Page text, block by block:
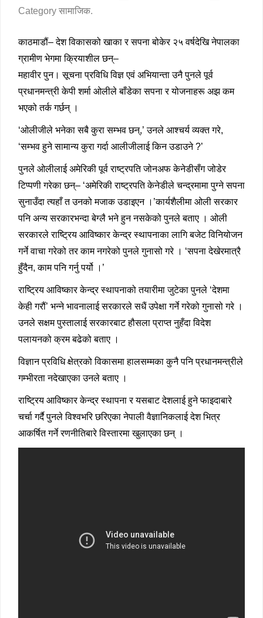
Category सामाजिक.
काठमाडौं– देश विकासको खाका र सपना बोकेर २५ वर्षदेखि नेपालका
ग्रामीण भेगमा क्रियाशील छन्–
महावीर पुन। सूचना प्रविधि विज्ञ एवं अभियान्ता उनै पुनले पूर्व
प्रधानमन्त्री केपी शर्मा ओलीले बाँडेका सपना र योजनाहरू अझ कम
भएको तर्क गर्छन् ।
‘ओलीजीले भनेका सबै कुरा सम्भव छन्,’ उनले आश्चर्य व्यक्त गरे,
‘सम्भव हुने सामान्य कुरा गर्दा आलीजीलाई किन उडाउने ?’
पुनले ओलीलाई अमेरिकी पूर्व राष्ट्रपति जोनअफ केनेडीसँग जोडेर
टिप्पणी गरेका छन्– ‘अमेरिकी राष्ट्रपति केनेडीले चन्द्रमामा पुग्ने सपना
सुनाउँदा त्यहाँ त उनको मजाक उडाइएन ।’कार्यशैलीमा ओली सरकार
पनि अन्य सरकारभन्दा बेग्लै भने हुन नसकेको पुनले बताए । ओली
सरकारले राष्ट्रिय आविष्कार केन्द्र स्थापनाका लागि बजेट विनियोजन
गर्ने वाचा गरेको तर काम नगरेको पुनले गुनासो गरे । ‘सपना देखेरमात्रै
हुँदैन, काम पनि गर्नु पर्यो ।’
राष्ट्रिय आविष्कार केन्द्र स्थापनाको तयारीमा जुटेका पुनले ‘देशमा
केही गरौं’ भन्ने भावनालाई सरकारले सधैं उपेक्षा गर्ने गरेको गुनासो गरे ।
उनले सक्षम पुस्तालाई सरकारबाट हौसला प्राप्त नुहँदा विदेश
पलायनको क्रम बढेको बताए ।
विज्ञान प्रविधि क्षेत्रको विकासमा हालसम्मका कुनै पनि प्रधानमन्त्रीले
गम्भीरता नदेखाएका उनले बताए ।
राष्ट्रिय आविष्कार केन्द्र स्थापना र यसबाट देशलाई हुने फाइदाबारे
चर्चा गर्दै पुनले विश्वभरि छरिएका नेपाली वैज्ञानिकलाई देश भित्र
आकर्षित गर्ने रणनीतिबारे विस्तारमा खुलाएका छन् ।